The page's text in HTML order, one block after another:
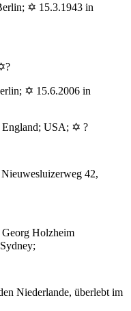
✡ 15.3.1943 in
✡ 15.6.2006 in
England; USA; ✡ ?
42,
Holzheim
Niederlande, überlebt im